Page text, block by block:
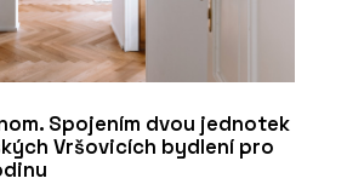
Spojením dvou jednotek
Vršovicích bydlení pro